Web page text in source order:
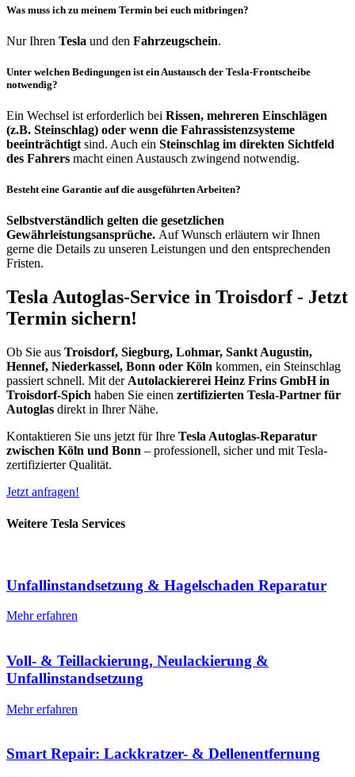
Was muss ich zu meinem Termin bei euch mitbringen?
Nur Ihren Tesla und den Fahrzeugschein.
Unter welchen Bedingungen ist ein Austausch der Tesla-Frontscheibe
notwendig?
Ein Wechsel ist erforderlich bei Rissen, mehreren Einschlägen
(z.B. Steinschlag) oder wenn die Fahrassistenzsysteme
beeinträchtigt sind. Auch ein Steinschlag im direkten Sichtfeld
des Fahrers macht einen Austausch zwingend notwendig.
Besteht eine Garantie auf die ausgeführten Arbeiten?
Selbstverständlich gelten die gesetzlichen
Gewährleistungsansprüche. Auf Wunsch erläutern wir Ihnen
gerne die Details zu unseren Leistungen und den entsprechenden
Fristen.
Tesla Autoglas-Service in Troisdorf - Jetzt
Termin sichern!
Ob Sie aus Troisdorf, Siegburg, Lohmar, Sankt Augustin,
Hennef, Niederkassel, Bonn oder Köln kommen, ein Steinschlag
passiert schnell. Mit der Autolackiererei Heinz Frins GmbH in
Troisdorf-Spich haben Sie einen zertifizierten Tesla-Partner für
Autoglas direkt in Ihrer Nähe.
Kontaktieren Sie uns jetzt für Ihre Tesla Autoglas-Reparatur
zwischen Köln und Bonn – professionell, sicher und mit Tesla-
zertifizierter Qualität.
Jetzt anfragen!
Weitere Tesla Services
Unfallinstandsetzung & Hagelschaden Reparatur
Mehr erfahren
Voll- & Teillackierung, Neulackierung &
Unfallinstandsetzung
Mehr erfahren
Smart Repair: Lackkratzer- & Dellenentfernung